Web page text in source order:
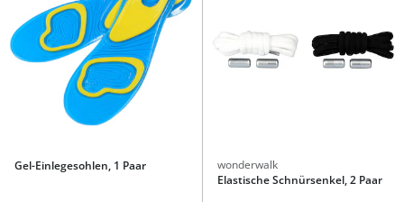
Gel-Einlegesohlen, 1 Paar
wonderwalk
Elastische Schnürsenkel, 2 Paar